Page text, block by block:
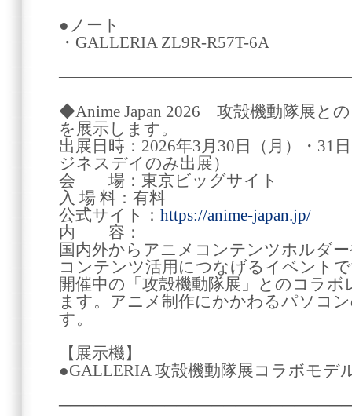
●ノート
・GALLERIA ZL9R-R57T-6A
◆Anime Japan 2026 攻殻機動隊展と
を展示します。
出展日時：2026年3月30日（月）・31
ジネスデイのみ出展）
会 場：東京ビッグサイト
入 場 料：有料
公式サイト： https://anime-japan.jp/
内 容：
国内外からアニメコンテンツホルダ
コンテンツ活用につなげるイベント
開催中の「攻殻機動隊展」とのコラ
ます。アニメ制作にかかわるパソコ
す。
【展示機】
●GALLERIA 攻殻機動隊展コラボモデ